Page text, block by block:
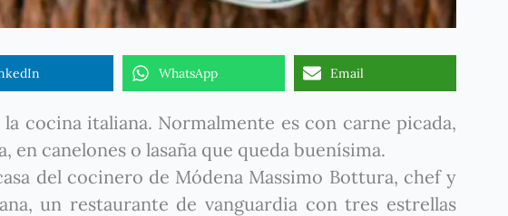
WhatsApp Email
cocina italiana. Normalmente es con carne picada,
canelones o lasaña que queda buenísima.
del cocinero de Módena Massimo Bottura, chef y
un restaurante de vanguardia con tres estrellas